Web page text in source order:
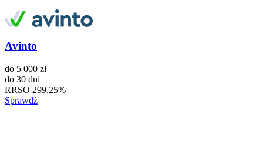
Avinto
do 5 000 zł
do 30 dni
RRSO 299,25%
Sprawdź